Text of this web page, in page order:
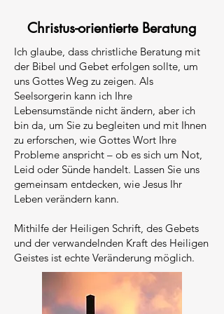
Christus-orientierte Beratung
Ich glaube, dass christliche Beratung mit
der Bibel und Gebet erfolgen sollte, um
uns Gottes Weg zu zeigen. Als
Seelsorgerin kann ich Ihre
Lebensumstände nicht ändern, aber ich
bin da, um Sie zu begleiten und mit Ihnen
zu erforschen, wie Gottes Wort Ihre
Probleme anspricht – ob es sich um Not,
Leid oder Sünde handelt. Lassen Sie uns
gemeinsam entdecken, wie Jesus Ihr
Leben verändern kann.
Mithilfe der Heiligen Schrift, des Gebets
und der verwandelnden Kraft des Heiligen
Geistes ist echte Veränderung möglich.